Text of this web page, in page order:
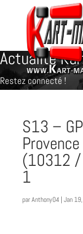
Actualité
Restez connecté !
S13 –
(10312
1
parAnthony04 | Jan